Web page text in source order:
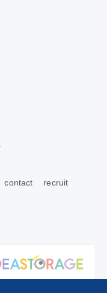
contact recruit